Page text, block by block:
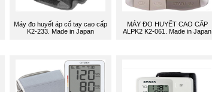
Máy đo huyết áp cổ tay cao cấp
K2-233. Made in Japan
MÁY ĐO HUYẾT CAO CẤP
ALPK2 K2-061. Made in Japan